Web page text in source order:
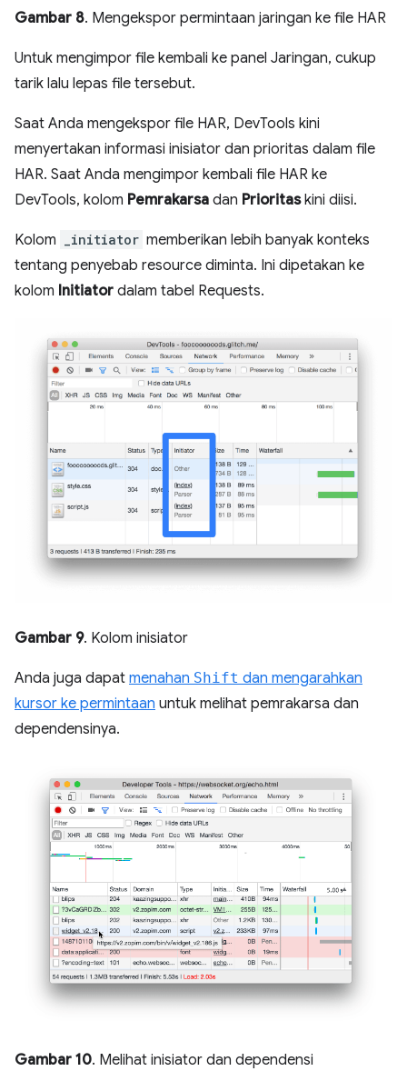
Gambar 8. Mengekspor permintaan jaringan ke file HAR
Untuk mengimpor file kembali ke panel Jaringan, cukup
tarik lalu lepas file tersebut.
Saat Anda mengekspor file HAR, DevTools kini
menyertakan informasi inisiator dan prioritas dalam file
HAR. Saat Anda mengimpor kembali file HAR ke
DevTools, kolom Pemrakarsa dan Prioritaskini diisi.
Kolom _initiator memberikan lebih banyak konteks
tentang penyebab resource diminta. Ini dipetakan ke
kolom Initiator dalam tabel Requests.
Gambar 9. Kolom inisiator
Anda juga dapat menahan Shift dan mengarahkan
kursor ke permintaan untuk melihat pemrakarsa dan
dependensinya.
Gambar 10. Melihat inisiator dan dependensi